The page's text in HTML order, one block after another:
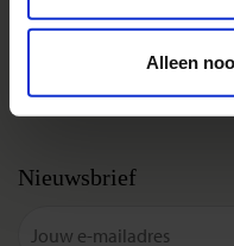
Alleen
Cookies instellingen
Disclaimer & copyright
Vacatures
Nieuwsbrief